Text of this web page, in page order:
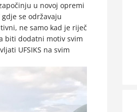
u novoj opremi
gdje se održavaju
ne samo kad je riječ
biti dodatni motiv svim
UFSIKS na svim